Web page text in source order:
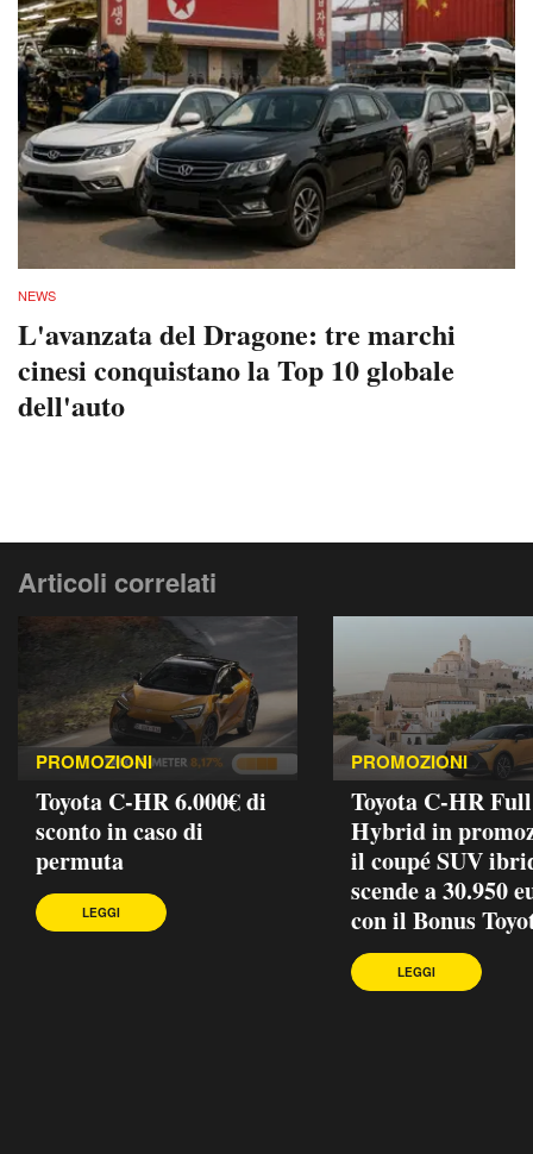
NEWS
L'avanzata del Dragone: tre marchi
cinesi conquistano la Top 10 globale
dell'auto
Articoli correlati
PROMOZIONI
Toyota C-HR 6.000€ di
sconto in caso di
permuta
LEGGI
PROMOZIONI
Toyota C-HR Full
Hybrid in
il coupé SUV
scende a 30.950
con il Bonus
LEGGI